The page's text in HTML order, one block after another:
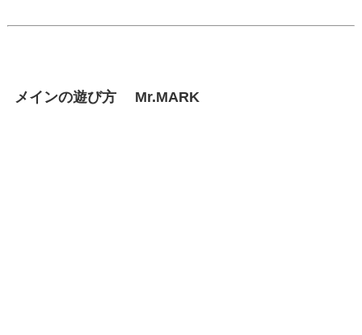
メインの遊び方 Mr.MARK